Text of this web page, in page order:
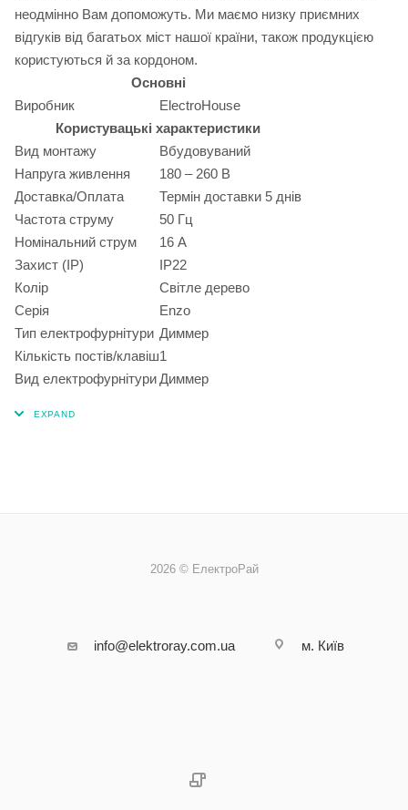
неодмінно Вам допоможуть. Ми маємо низку приємних
відгуків від багатьох міст нашої країни, також продукцією
користуються й за кордоном.
Основні
Виробник
ElectroHouse
Користувацькі характеристики
Вид монтажу
Вбудовуваний
Напруга живлення
180 – 260 В
Доставка/Оплата
Термін доставки 5 днів
Частота струму
50 Гц
Номінальний струм
16 А
Захист (IP)
IP22
Колір
Світле дерево
Серія
Enzo
Тип електрофурнітури Диммер
Кількість постів/клавіш1
Вид електрофурнітуриДиммер
2026 © ЕлектроРай
info@elektroray.com.ua м. Київ